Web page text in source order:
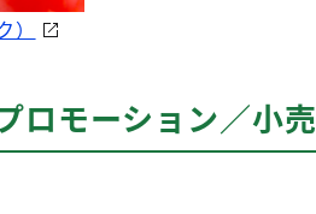
ロモーション／小売